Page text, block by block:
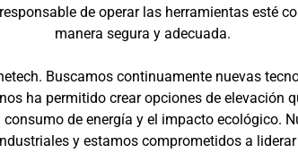
de operar las herramientas esté
manera segura y adecuada.
Buscamos continuamente nuevas
ha permitido crear opciones de elevación
de energía y el impacto ecológico.
y estamos comprometidos a